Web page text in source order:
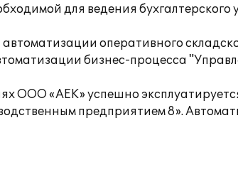
для ведения бухгалтерского
оперативного
бизнес-процесса
ООО «АЕК» успешно
предприятием 8».